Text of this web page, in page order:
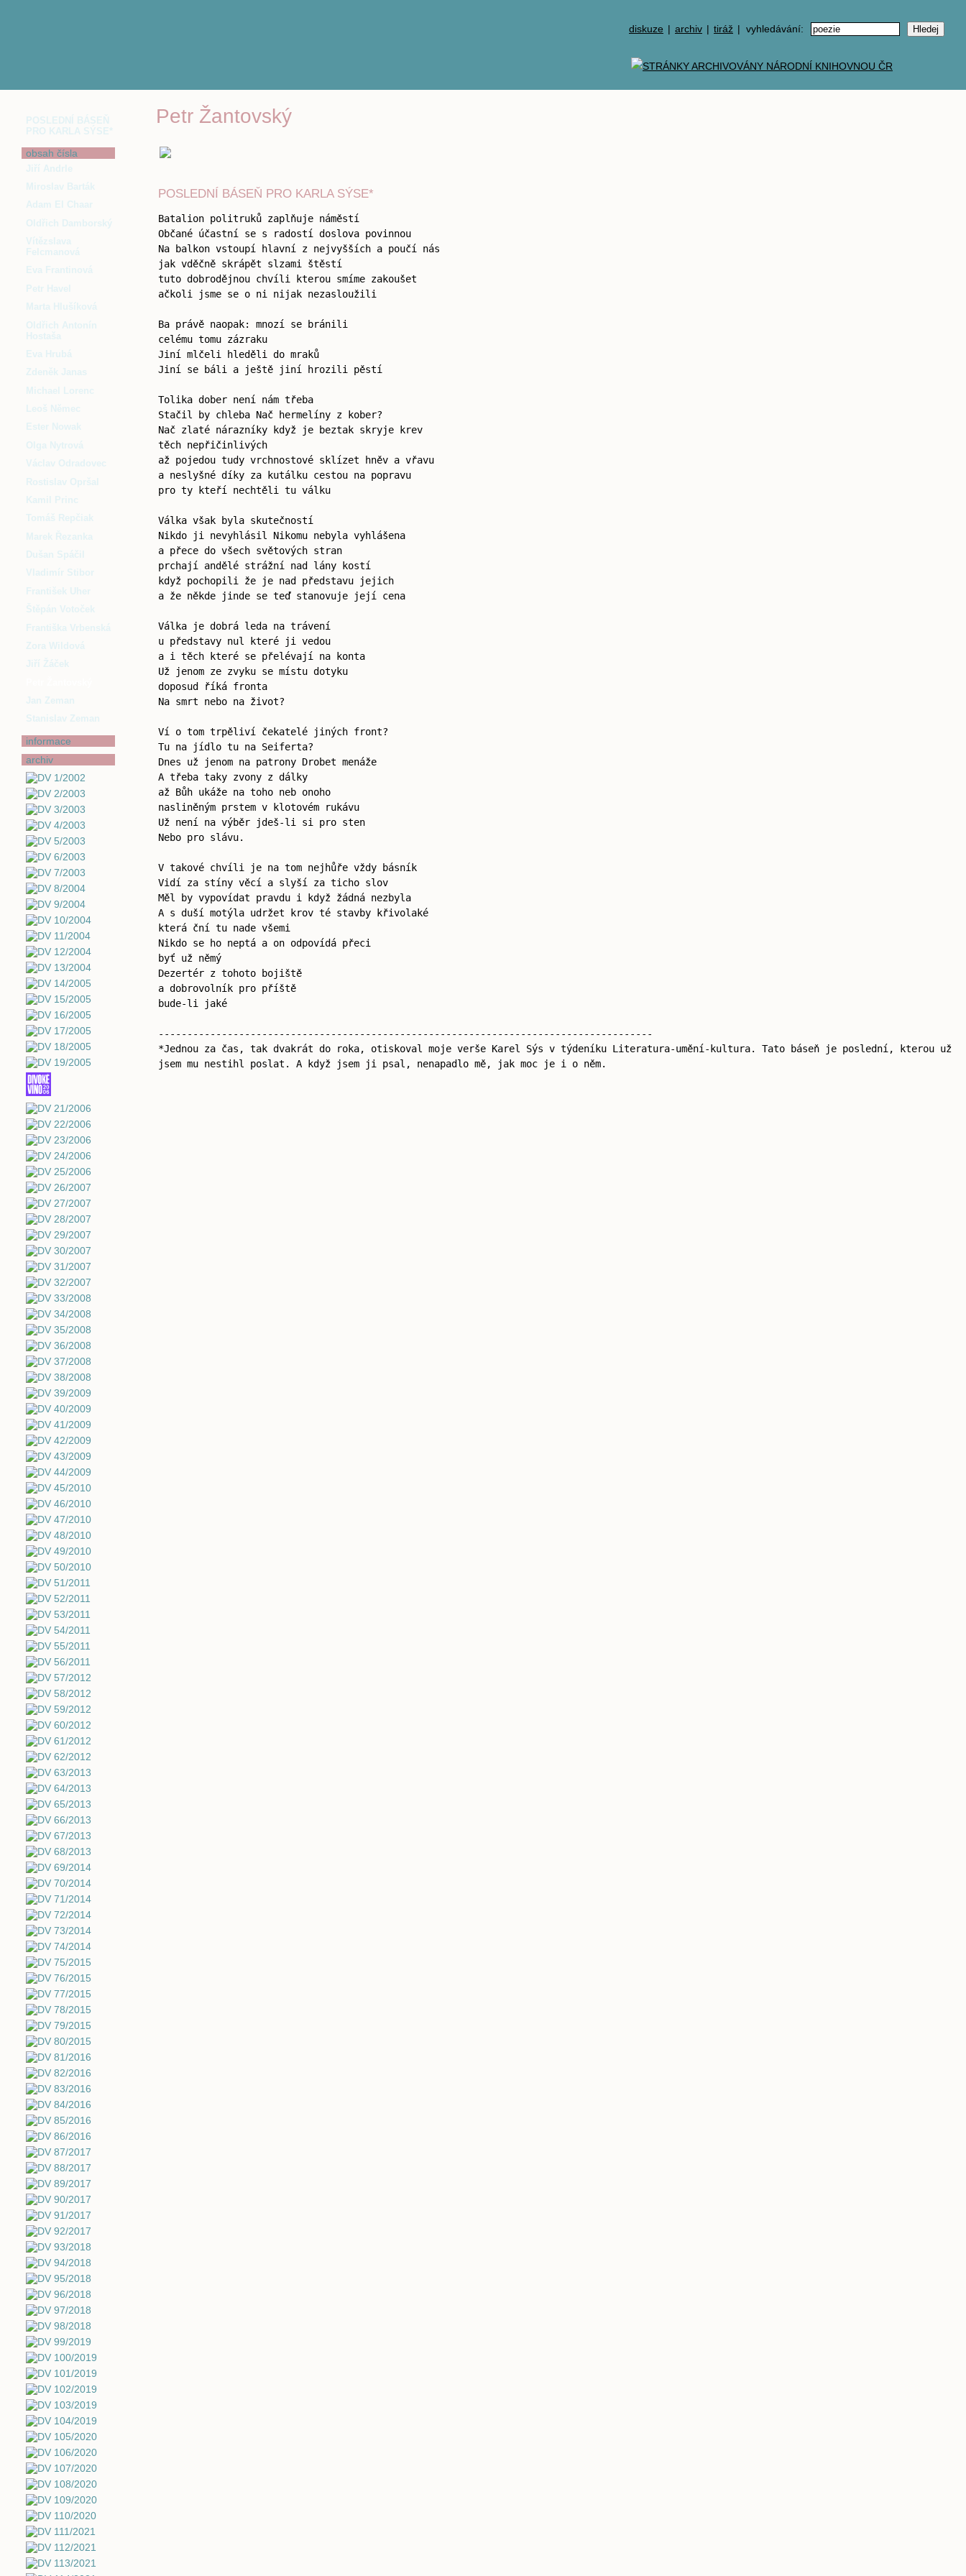
diskuze | archiv | tiráž | vyhledávání:
POSLEDNÍ BÁSEŇ
PRO KARLA SÝSE*
obsah čísla
Jiří Andrle
Miroslav Barták
Adam El Chaar
Oldřich Damborský
Vítězslava
Felcmanová
Eva Frantinová
Petr Havel
Marta Hlušíková
Oldřich Antonín
Hostaša
Eva Hrubá
Zdeněk Janas
Michael Lorenc
Leoš Němec
Ester Nowak
Olga Nytrová
Václav Odradovec
Rostislav Opršal
Kamil Princ
Tomáš Repčiak
Marek Řezanka
Dušan Spáčil
Vladimír Stibor
František Uher
Štěpán Votoček
Františka Vrbenská
Zora Wildová
Jiří Žáček
Jan Zeman
Stanislav Zeman
informace
archiv
Petr Žantovský
POSLEDNÍ BÁSEŇ PRO KARLA SÝSE*
Batalion politruků zaplňuje náměstí
Občané účastní se s radostí doslova povinnou
Na balkon vstoupí hlavní z nejvyšších a poučí nás
jak vděčně skrápět slzami štěstí
tuto dobrodějnou chvíli kterou smíme zakoušet
ačkoli jsme se o ni nijak nezasloužili
Ba právě naopak: mnozí se bránili
celému tomu zázraku
Jiní mlčeli hleděli do mraků
Jiní se báli a ještě jiní hrozili pěstí
Tolika dober není nám třeba
Stačil by chleba Nač hermelíny z kober?
Nač zlaté nárazníky když je beztak skryje krev
těch nepřičinlivých
až pojedou tudy vrchnostové sklízet hněv a vřavu
a neslyšné díky za kutálku cestou na popravu
pro ty kteří nechtěli tu válku
Válka však byla skutečností
Nikdo ji nevyhlásil Nikomu nebyla vyhlášena
a přece do všech světových stran
prchají andělé strážní nad lány kostí
když pochopili že je nad představu jejich
a že někde jinde se teď stanovuje její cena
Válka je dobrá leda na trávení
u představy nul které ji vedou
a i těch které se přelévají na konta
Už jenom ze zvyku se místu dotyku
doposud říká fronta
Na smrt nebo na život?
Ví o tom trpěliví čekatelé jiných front?
Tu na jídlo tu na Seiferta?
Dnes už jenom na patrony Drobet menáže
A třeba taky zvony z dálky
až Bůh ukáže na toho neb onoho
nasliněným prstem v klotovém rukávu
Už není na výběr jdeš-li si pro sten
Nebo pro slávu.
V takové chvíli je na tom nejhůře vždy básník
Vidí za stíny věcí a slyší za ticho slov
Měl by vypovídat pravdu i když žádná nezbyla
A s duší motýla udržet krov té stavby křivolaké
která ční tu nade všemi
Nikdo se ho neptá a on odpovídá přeci
byť už němý
Dezertér z tohoto bojiště
a dobrovolník pro příště
bude-li jaké
--------------------------------------------------------------------------------------
*Jednou za čas, tak dvakrát do roka, otiskoval moje verše Karel Sýs v týdeníku Literatura-umění-kultura. Tato báseň je poslední, kterou už
jsem mu nestihl poslat. A když jsem ji psal, nenapadlo mě, jak moc je i o něm.